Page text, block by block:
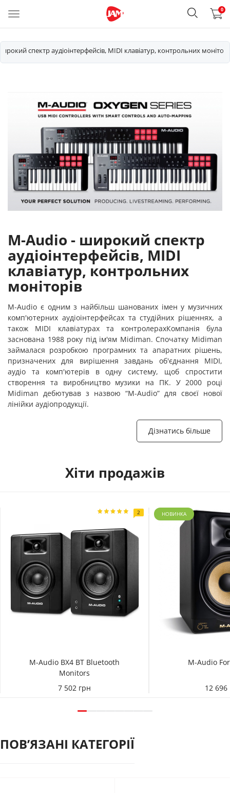
0
спектр аудіоінтерфейсів, MIDI клавіатур, контрольних
M-Audio - широкий спектр
аудіоінтерфейсів, MIDI
клавіатур, контрольних
моніторів
M-Audio є одним з найбільш шанованих імен у музичних
комп'ютерних аудіоінтерфейсах та студійних рішеннях, а
також MIDI клавіатурах та контролерахКомпанія була
заснована 1988 року під ім'ям Midiman. Спочатку Midiman
займалася розробкою програмних та апаратних рішень,
призначених для вирішення завдань об'єднання MIDI,
аудіо та комп'ютерів в одну систему, щоб спростити
створення та виробництво музики на ПК. У 2000 році
Midiman дебютував з назвою “M-Audio” для своєї нової
лінійки аудіопродукції.
Дізнатись більше
Хіти продажів
2
M-Audio BX4 BT Bluetooth
Monitors
7 502 грн
НОВИНКА
M-Audio
12 696
ПОВʼЯЗАНІ КАТЕГОРІЇ